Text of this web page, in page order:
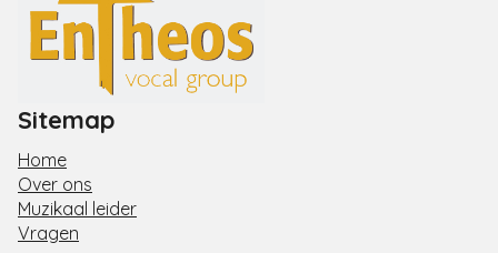
Sitemap
Home
Over ons
Muzikaal leider
Vragen